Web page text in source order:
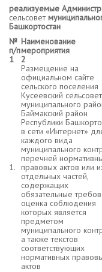
реализуемые
сельсовет
Башкортостан
№
п/п
Наименование
мероприятия
1
2
1.
Размещение на
официальном сайте
сельского поселения
Кусеевский сельсовет
муниципального
Баймакский район
Республики
в сети «Интернет»
каждого вида
муниципального
перечней
правовых актов или
отдельных частей,
содержащих
обязательные
оценка соблюдения
которых является
предметом
муниципального
а также текстов
соответствующих
нормативных
актов